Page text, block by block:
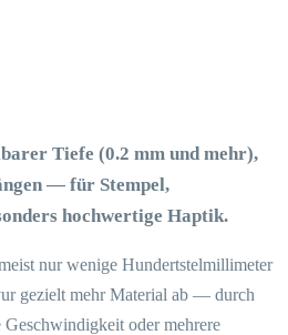
Tiefe (0.2 mm und mehr),
— für Stempel,
hochwertige Haptik.
nur wenige Hundertstelmillimeter
gezielt mehr Material ab — durch
Geschwindigkeit oder mehrere